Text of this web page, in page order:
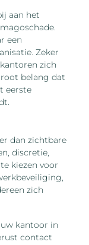
aan het
een
Zeker
zich
belang dat
eerste
dan zichtbare
discretie,
kiezen voor
zich
kantoor in
contact